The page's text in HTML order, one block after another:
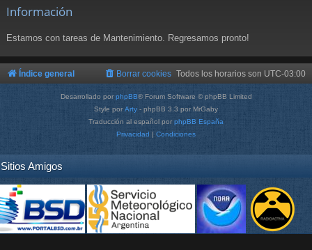
Información
Estamos con tareas de Mantenimiento. Regresamos pronto!
Índice general Todos los horarios son UTC-03:00
Borrar cookies
Desarrollado por phpBB® Forum Software © phpBB Limited
Style por Arty - phpBB 3.3 por MrGaby
Traducción al español por phpBB España
Privacidad | Condiciones
Sitios Amigos